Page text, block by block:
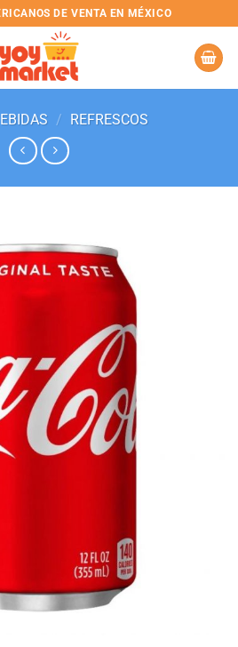
DE VENTA EN MÉXICO
/ REFRESCOS